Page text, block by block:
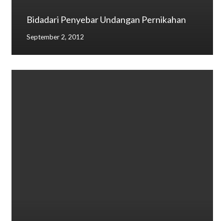
Bidadari Penyebar Undangan Pernikahan
September 2, 2012